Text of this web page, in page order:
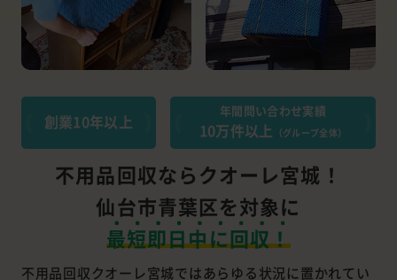
創業10年以上
年間問い合わせ実績
10万件以上 （グループ全体）
不用品回収ならクオーレ宮城！
仙台市青葉区を対象に
最短即日中に回収！
不用品回収クオーレ宮城ではあらゆる状況に置かれてい